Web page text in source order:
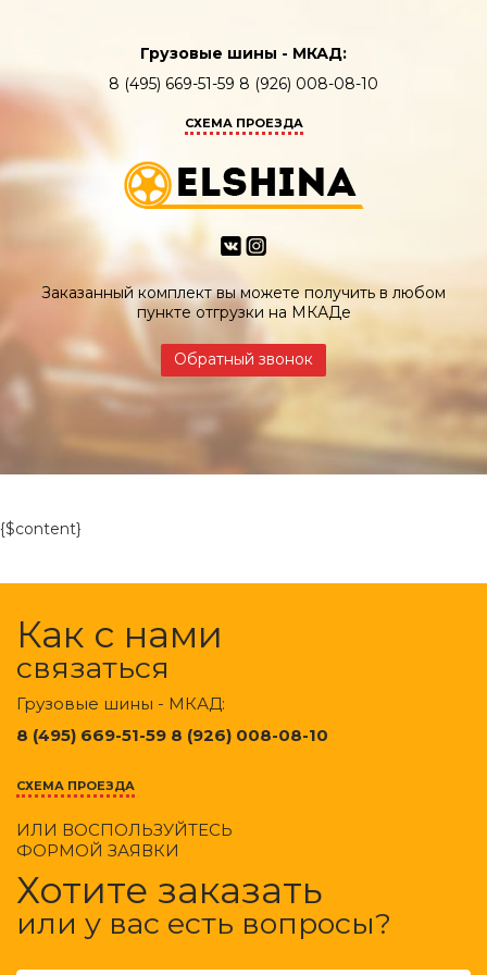
Грузовые шины - МКАД:
8 (495) 669-51-59 8 (926) 008-08-10
СХЕМА ПРОЕЗДА
Заказанный комплект вы можете получить в любом
пункте отгрузки на МКАДе
Обратный звонок
{$content}
Как с нами
связаться
Грузовые шины - МКАД:
8 (495) 669-51-59 8 (926) 008-08-10
СХЕМА ПРОЕЗДА
ИЛИ ВОСПОЛЬЗУЙТЕСЬ
ФОРМОЙ ЗАЯВКИ
Хотите заказать
или у вас есть вопросы?